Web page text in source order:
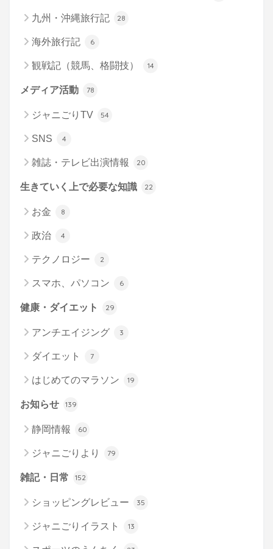
九州・沖縄旅行記 28
海外旅行記 6
観戦記（競馬、格闘技） 14
メディア活動 78
ジャニごりTV 54
SNS 4
雑誌・テレビ出演情報 20
生きていく上で必要な知識 22
お金 8
政治 4
テクノロジー 2
スマホ、パソコン 6
健康・ダイエット 29
アンチエイジング 3
ダイエット 7
はじめてのマラソン 19
お知らせ 139
静岡情報 60
ジャニごりより 79
雑記・日常 152
ショッピングレビュー 35
ジャニごりイラスト 13